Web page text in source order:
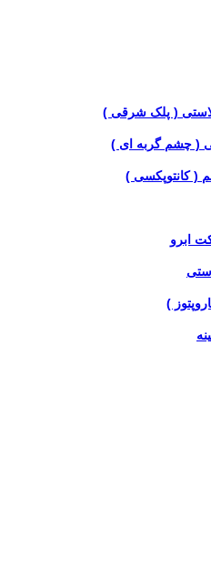
( پلک شرقی )
( چشم گربه ای )
( کانتوپکسی )
ابرو
)